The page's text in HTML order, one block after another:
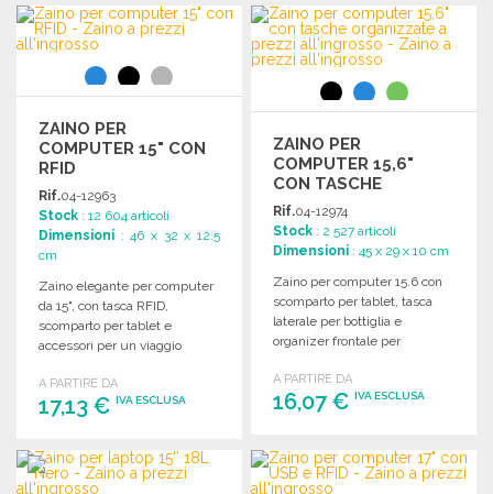
Richiedi un preventivo
ORDINARE
Richiedi un preventivo
ZAINO PER
COMPUTER 15" CON
RFID
Rif.04-12963
Stock : 12 604 articoli
Dimensioni : 46 x 32 x 12.5
cm
Zaino elegante per computer
da 15", con tasca RFID,
scomparto per tablet e
accessori per un viaggio
46 x 12,5 cm.
A PARTIRE DA
17,13 € IVA ESCLUSA
ORDINARE
Richiedi un preventivo
ZAINO PER
COMPUTER 15,6"
CON TASCHE
ORGANIZZATE A
PREZZI
ALL'INGROSSO
Rif.04-12974
Stock : 2 527 articoli
Dimensioni : 45 x 29 x 10 cm
Zaino per computer 15.6 con
scomparto per tablet, tasca
laterale per bottiglia e
organizer frontale per
x 10 cm.
A PARTIRE DA
16,07 €IVA ESCLUSA
ORDINARE
Richiedi un preventivo